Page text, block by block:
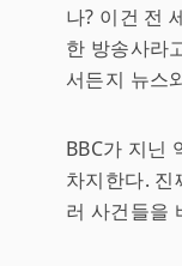
나? 이건 전
한 방송사라
서든지 뉴스
BBC가 지닌
차지한다. 진
러 사건들을